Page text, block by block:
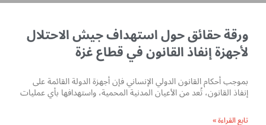
ورقة حقائق حول استهداف جيش الاحتلال
لأجهزة إنفاذ القانون في قطاع غزة
بموجب أحكام القانون الدولي الإنساني فإن أجهزة الدولة القائمة على
إنفاذ القانون، تُعد من الأعيان المدنية المحمية، واستهدافها بأي عمليات
تابع القراءة »